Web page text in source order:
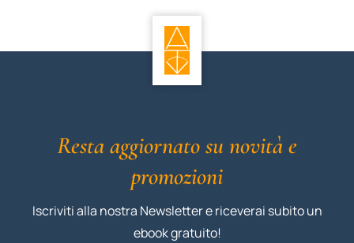
Resta aggiornato su novità e
promozioni
Iscriviti alla nostra Newsletter e riceverai subito un
ebook gratuito!